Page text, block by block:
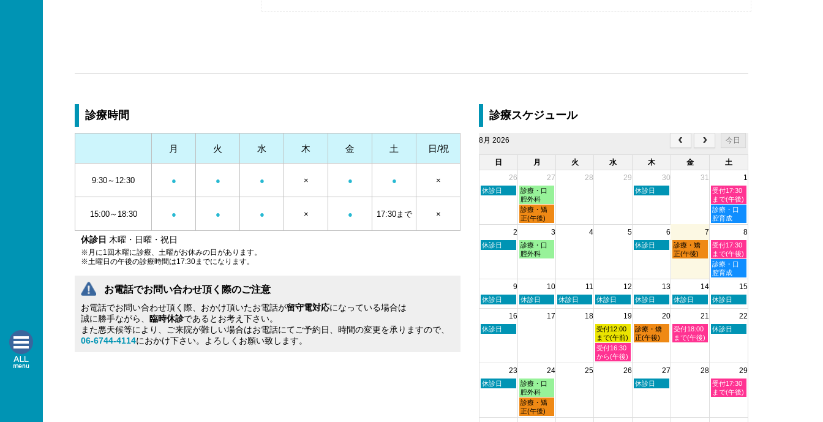
診療時間
休診日 木曜・日曜・祝日
※月に1回木曜に診療、土曜がお休みの日があります。
※土曜日の午後の診療時間は17:30までになります。
月 火 水 木 金 土 日/祝
9:30～12:30 ● ● ● × ● ● ×
15:00～18:30 ● ● ● × ● 17:30まで ×
お電話でお問い合わせ頂く際のご注意
お電話でお問い合わせ頂く際、おかけ頂いたお電話が留守電対応になっている場合は
誠に勝手ながら、 臨時休診であるとお考え下さい。
また悪天候等により、ご来院が難しい場合はお電話にてご予約日、時間の変更を承りますので、
06-6744-4114におかけ下さい。よろしくお願い致します。
診療スケジュール
8月 2026 今日
日 月 火 水 木 金
土
26
27 28 29 30 31 1
日
月
2026
休診日
月
曜
日,
7
月
2026
診療・口
腔外科
木
月
2026
休診日
土
曜
日,
8
月
2026
受付17:30
まで(午後)
月
曜
日,
月
27th
2026
診療・矯
正(午後)
土
曜
日,
月
1st
2026
診療・口
腔育成
2 3 4 5 6 7 8
日
月
2026
休診日
月
曜
月
2026
診療・口
腔外科
木
月
2026
休診日
金
曜
月
2026
診療・矯
正(午後)
土
曜
日,
8
月
2026
受付17:30
まで(午後)
土
曜
日,
月
8th
診療・口
腔育成
9 10 11 12 13 14 15
日
曜
8
月
休診日
月
曜
休診日
火
曜
休診日
水
曜
8
月
12th
2026
休診日
木
曜
8
月
13th
休診日
金
曜
8
月
14th
休診日
土
曜
8
月
休診日
16 17 18 19 20 21 22
日
月
2026
休診日
水
曜
日,
8
月
受付12:00
まで(午前)
木
曜
月
2026
診療・矯
正(午後)
金
曜
月
受付18:00
まで(午後)
土
月
2026
休診日
水
曜
日,
受付16:30
から(午後)
23 24 25 26 27 28 29
日
月
休診日
月
曜
日,
8
月
診療・口
腔外科
木
月
休診日
土
曜
月
受付17:30
まで(午後)
月
曜
日,
診療・矯
正(午後)